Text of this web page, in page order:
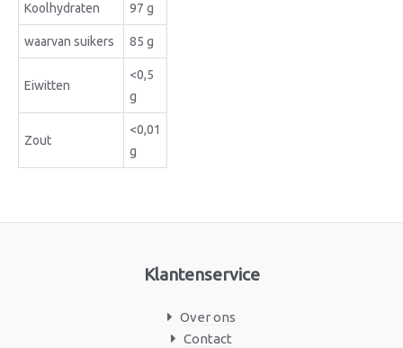
Koolhydraten 97 g
waarvan suikers 85 g
Eiwitten
<0,5
g
Zout
<0,01
g
Klantenservice
Over ons
Contact